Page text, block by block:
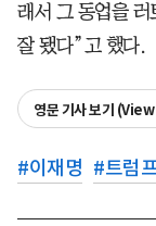
래서 그 동업을 러
잘 됐다”고 했다.
영문 기사 보기
#이재명 #트럼